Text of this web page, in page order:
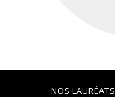
NOS LAURÉATS